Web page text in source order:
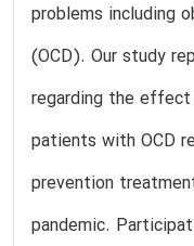
problems including
(OCD). Our study
regarding the effect
patients with OCD
prevention
pandemic.